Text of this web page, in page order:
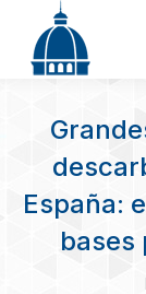
España:
bases